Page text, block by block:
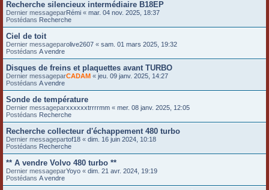
Recherche silencieux intermédiaire B18EP
Dernier messageparRémi « mar. 04 nov. 2025, 18:37
Postédans Recherche
Ciel de toit
Dernier messageparolive2607 « sam. 01 mars 2025, 19:32
Postédans A vendre
Disques de freins et plaquettes avant TURBO
Dernier messageparCADAM « jeu. 09 janv. 2025, 14:27
Postédans A vendre
Sonde de température
Dernier messageparxxxxxxtrrrrmm « mer. 08 janv. 2025, 12:05
Postédans Recherche
Recherche collecteur d'échappement 480 turbo
Dernier messagepartof18 « dim. 16 juin 2024, 10:18
Postédans Recherche
** A vendre Volvo 480 turbo **
Dernier messageparYoyo « dim. 21 avr. 2024, 19:19
Postédans A vendre